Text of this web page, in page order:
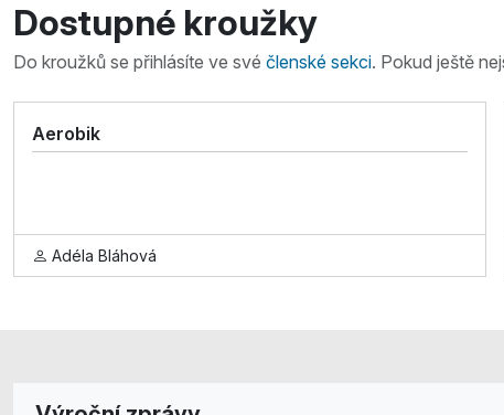
Dostupné kroužky
Do kroužků se přihlásíte ve své členské sekci. Pokud ještě
Aerobik
Adéla Bláhová